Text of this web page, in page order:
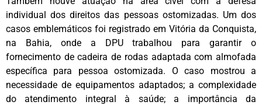
individual dos direitos das pessoas ostomizadas. Um dos
casos emblemáticos foi registrado em Vitória da Conquista,
na Bahia, onde a DPU trabalhou para garantir o
fornecimento de cadeira de rodas adaptada com almofada
específica para pessoa ostomizada. O caso mostrou a
necessidade de equipamentos adaptados; a complexidade
do atendimento integral à saúde; a importância da